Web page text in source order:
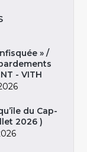
» /
- VITH
du Cap-
2026 )